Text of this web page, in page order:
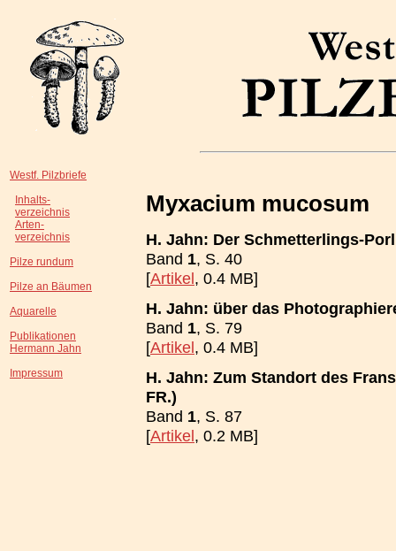
Westf. Pilzbriefe
Inhalts-
verzeichnis
Arten-
verzeichnis
Pilze rundum
Pilze an Bäumen
Aquarelle
Publikationen
Hermann Jahn
Impressum
Myxacium mucosum
H. Jahn: Der Schmetterlings-
Band 1, S. 40
[Artikel, 0.4 MB]
H. Jahn: über das
Band 1, S. 79
[Artikel, 0.4 MB]
H. Jahn: Zum Standort des
FR.)
Band 1, S. 87
[Artikel, 0.2 MB]